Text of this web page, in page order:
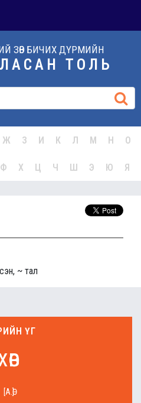
ЗӨВ БИЧИХ ДҮРМИЙН
ТОЛЬ
Ж З И К Л М Н О
Ф Х Ц Ч Ш Э Ю Я
~ тал
ҮГ
[А.Ө]